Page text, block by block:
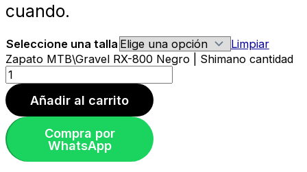
cuando.
Seleccione una talla
Limpiar
Zapato MTB\Gravel RX-800 Negro | Shimano cantidad
Añadir al carrito
Compra por
WhatsApp